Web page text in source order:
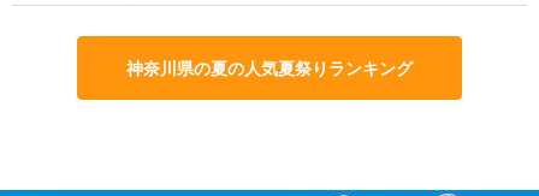
神奈川県の夏の人気夏祭りランキング